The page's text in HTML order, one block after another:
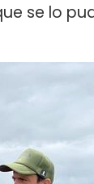
se lo